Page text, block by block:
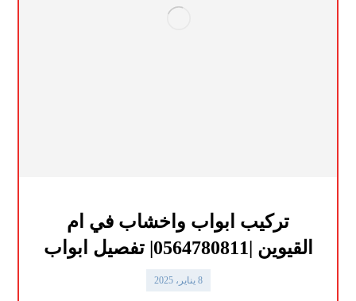
تركيب ابواب واخشاب في ام
القيوين |0564780811| تفصيل ابواب
8 يناير، 2025